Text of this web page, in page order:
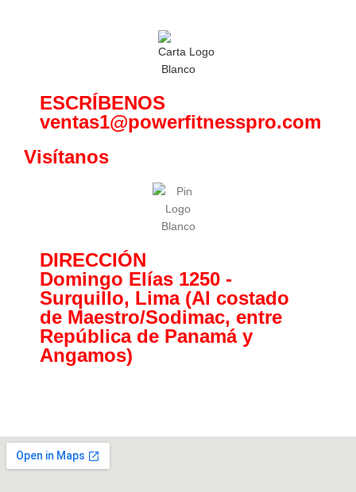
ESCRÍBENOS
ventas1@powerfitnesspro.com
Visítanos
DIRECCIÓN
Domingo Elías 1250 -
Surquillo, Lima (Al costado
de Maestro/Sodimac, entre
República de Panamá y
Angamos)